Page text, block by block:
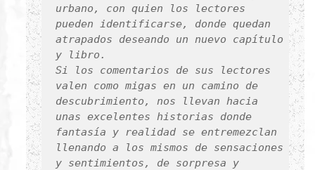
urbano, con quien los lectores
pueden identificarse, donde quedan
atrapados deseando un nuevo capítulo
y libro.
Si los comentarios de sus lectores
valen como migas en un camino de
descubrimiento, nos llevan hacia
unas excelentes historias donde
fantasía y realidad se entremezclan
llenando a los mismos de sensaciones
y sentimientos, de sorpresa y